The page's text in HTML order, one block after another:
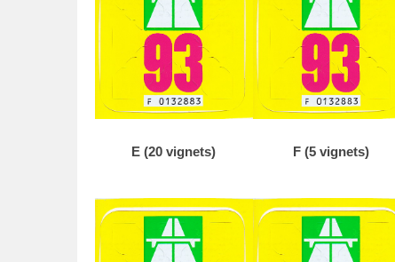
u
u
s
u
1
8
d
E (20 vignets) F (5 vignets)